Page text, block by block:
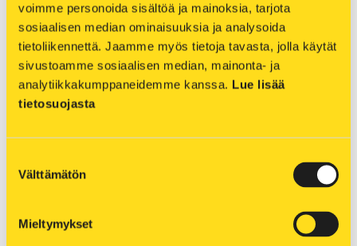
voimme personoida sisältöä ja mainoksia, tarjota
sosiaalisen median ominaisuuksia ja analysoida
tietoliikennettä. Jaamme myös tietoja tavasta, jolla käytät
sivustoamme sosiaalisen median, mainonta- ja
analytiikkakumppaneidemme kanssa. Lue lisää
tietosuojasta
valinta
Välttämätön
Mieltymykset
Yhtiö on tehnyt pitkäjänteisiä investointeja
turpeesta luopumisen mahdollistavaan ja
polttamista vähentävään teknologiaan.
Investointien myötä Kuopion Energia pystyy
luopumaan turpeen käytöstä suunniteltua
turve jää kevään jälkeen
lämmöntuotantoa poikkeuksellisissa tilanteissa.
Kaukolämmön tulevaisuus näyttää vahvalta.
Kattava kaukolämpöverkko mahdollistaa